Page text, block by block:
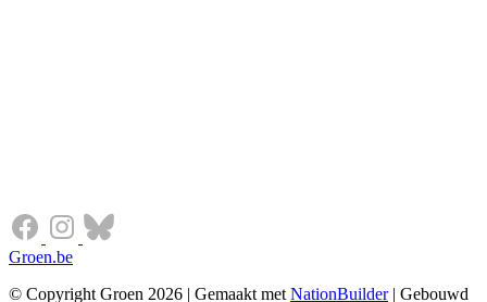
Groen.be
© Copyright Groen 2026 | Gemaakt met NationBuilder| Gebouwd